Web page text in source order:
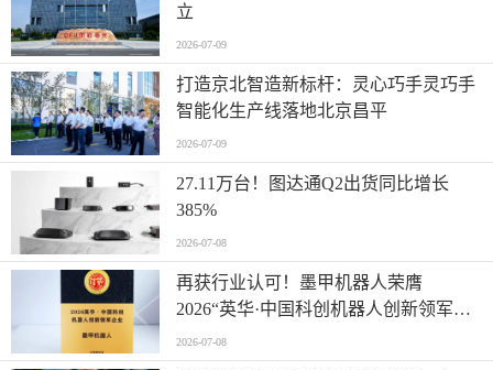
立
2026-07-09
打造京北智造新标杆：灵心巧手灵巧手
智能化生产线落地北京昌平
2026-07-09
27.11万台！图达通Q2出货同比增长
385%
2026-07-08
再获行业认可！墨甲机器人荣膺
2026“英华·中国科创机器人创新领军企
业”全产业链智能出海标杆
2026-07-08